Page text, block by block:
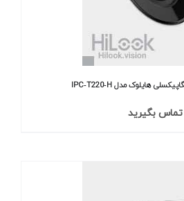
تماس بگیرید